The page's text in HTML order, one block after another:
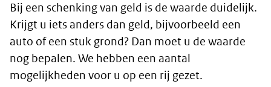
Bij een schenking van geld is de waarde duidelijk.
Krijgt u iets anders dan geld, bijvoorbeeld een
auto of een stuk grond? Dan moet u de waarde
nog bepalen. We hebben een aantal
mogelijkheden voor u op een rij gezet.